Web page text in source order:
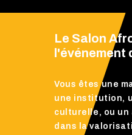
Le Salon
l'événement
Vous êtes une
une institution,
culturelle, ou
dans la